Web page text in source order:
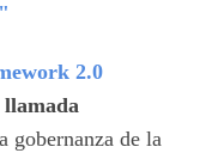
2.0
gobernanza de la